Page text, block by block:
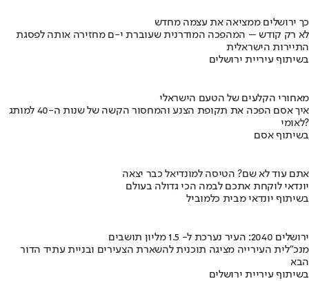
כך ירושלים ממציאה את עצמה מחדש
לא רק קודש – המהפכה המודרנית שעוברת י-ם מחזירה אותה לפסגת
התיירות הישראלית
בשיתוף עיריית ירושלים
מאחורי הקלעים של הטעם הישראלי
איך אסם הפכה את תקופת הצנע והמחסור הקשה של שנות ה-40 למותג
לאומי?
בשיתוף אסם
אתם עוד לא שם? הטיסה למונדיאל כבר יצאה
יונדאי לוקחת אתכם לבמה הכי גדולה בעולם
בשיתוף יונדאי מבית כלמוביל
ירושלים 2040: העיר נערכת ל- 1.5 מליון תושבים
מנכ"לית העירייה מציגה תוכנית להשארת הצעירים ובניית עתיד הדור
הבא
בשיתוף עיריית ירושלים